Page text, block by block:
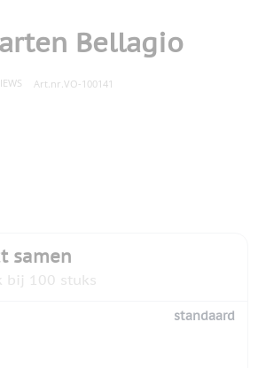
Bellagio
Art.nr. VO-100141
op volledig scherm te bekijken
samen
bij 100 stuks
standaard